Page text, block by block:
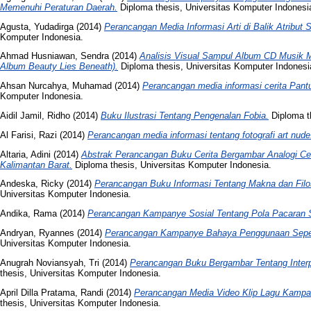
Memenuhi Peraturan Daerah.
Diploma thesis, Universitas Komputer
Agusta, Yudadirga (2014) Perancangan Media Informasi Arti di Balik Atribut
Komputer Indonesia.
Ahmad Husniawan, Sendra(2014)Analisis Visual Sampul Album CD Musik
Album Beauty Lies Beneath). Diploma thesis, Universitas Komputer
Ahsan Nurcahya, Muhamad (2014) Perancangan media informasi cerita
Komputer Indonesia.
Aidil Jamil, Ridho (2014) Buku Ilustrasi Tentang Pengenalan Fobia.
Diploma
Al Farisi, Razi (2014) Perancangan media informasi tentang fotografi art
Altaria, Adini (2014) Abstrak Perancangan Buku Cerita Bergambar Analogi
Kalimantan Barat. Diploma thesis, Universitas Komputer Indonesia.
Andeska, Ricky (2014) Perancangan Buku Informasi Tentang Makna dan
Universitas Komputer Indonesia.
Andika, Rama(2014) Perancangan Kampanye Sosial Tentang Pola Pacaran
Andryan, Ryannes (2014) Perancangan Kampanye Bahaya Penggunaan
Universitas Komputer Indonesia.
Anugrah Noviansyah, Tri (2014) Perancangan Buku Bergambar Tentang
thesis, Universitas Komputer Indonesia.
April Dilla Pratama, Randi (2014) Perancangan Media Video Klip Lagu
thesis, Universitas Komputer Indonesia.